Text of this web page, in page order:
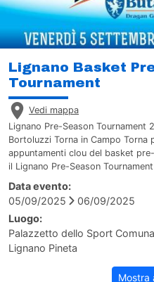
Lignano Basket
Tournament
Vedi mappa
Lignano Pre-Season Tournament
Bortoluzzi Torna in Campo Torna
appuntamenti clou del basket
il Lignano Pre-Season
Data evento:
05/09/2025
06/09/2025
Luogo:
Palazzetto dello Sport
Lignano Pineta
Mostra